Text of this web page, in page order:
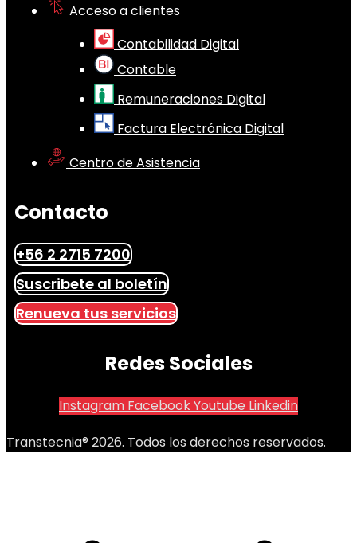
Acceso a clientes
Contabilidad Digital
Contable
Remuneraciones Digital
Factura Electrónica Digital
Centro de Asistencia
Contacto
+56 2 2715 7200
Suscribete al boletín
Renueva tus servicios
Redes Sociales
Instagram FacebookYoutube Linkedin
Transtecnia® 2026. Todos los derechos reservados.